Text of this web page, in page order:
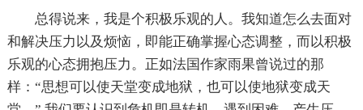
总得说来，我是个积极乐观的人。我知道怎么去面对
和解决压力以及烦恼，即能正确掌握心态调整，而以积极
乐观的心态拥抱压力。正如法国作家雨果曾说过的那
样：“思想可以使天堂变成地狱，也可以使地狱变成天